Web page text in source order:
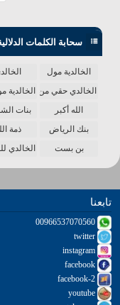
سحابة الكلمات
الخالدية مول
الخالدي حقي من الدنياالخالدية
الله أكبر
بنات
بنك الرياض
ذمة
بن بست
الخالدي
تابعنا